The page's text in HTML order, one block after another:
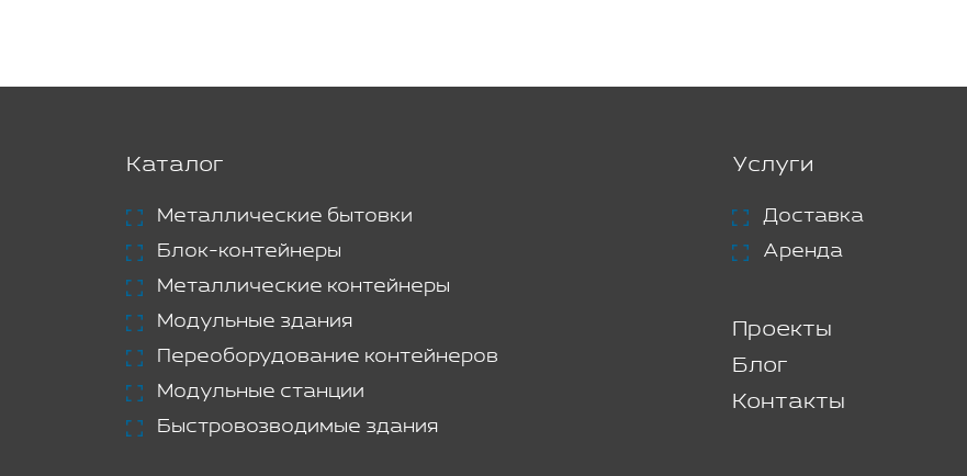
Каталог
Металлические бытовки
Блок-контейнеры
Металлические контейнеры
Модульные здания
Переоборудование контейнеров
Модульные станции
Быстровозводимые здания
Услуги
Доставка
Аренда
Проекты
Блог
Контакты